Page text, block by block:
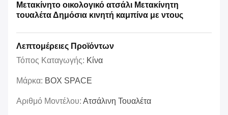
Μετακίνητο οικολογικό ατσάλι Μετακίνητη
τουαλέτα Δημόσια κινητή καμπίνα με ντους
Λεπτομέρειες Προϊόντων
Τόπος Καταγωγής: Κίνα
Μάρκα: BOX SPACE
Αριθμό Μοντέλου: Ατσάλινη Τουαλέτα